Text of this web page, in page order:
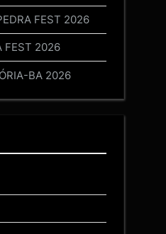
FEST 2026
FEST 2026
BA 2026